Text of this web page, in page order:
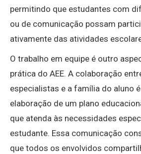
permitindo que estudantes com
ou de comunicação possam
ativamente das atividades
O trabalho em equipe é outro
prática do AEE. A colaboração
especialistas e a família do aluno
elaboração de um plano
que atenda às necessidades
estudante. Essa comunicação
que todos os envolvidos